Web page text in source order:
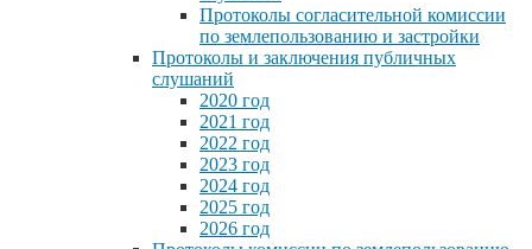
Протоколы согласительной комиссии
по землепользованию и застройки
Протоколы и заключения публичных
слушаний
2020 год
2021 год
2022 год
2023 год
2024 год
2025 год
2026 год